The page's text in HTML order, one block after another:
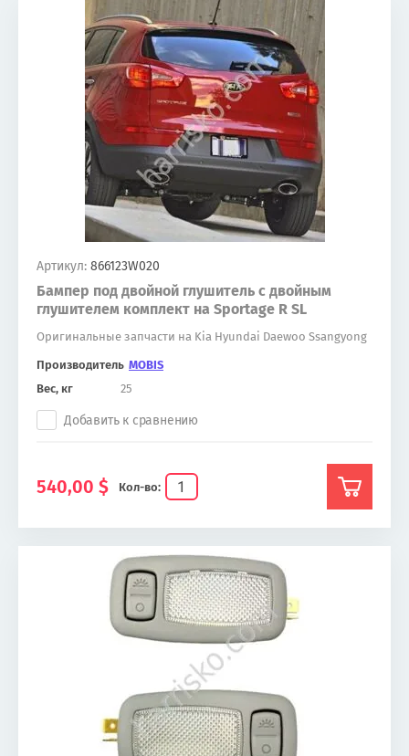
Артикул: 866123W020
Бампер под двойной глушитель с двойным
глушителем комплект на Sportage R SL
Оригинальные запчасти на Kia Hyundai Daewoo Ssangyong
Производитель MOBIS
Вес, кг
25
Кол-во:
Добавить к сравнению
540,00 $